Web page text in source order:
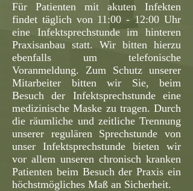
Für Patienten mit akuten Infekten
findet täglich von 11:00 - 12:00 Uhr
eine Infektsprechstunde im hinteren
Praxisanbau statt. Wir bitten hierzu
ebenfalls um telefonische
Voranmeldung. Zum Schutz unserer
Mitarbeiter bitten wir Sie, beim
Besuch der Infektsprechstunde eine
medizinische Maske zu tragen. Durch
die räumliche und zeitliche Trennung
unserer regulären Sprechstunde von
unser Infektsprechstunde bieten wir
vor allem unseren chronisch kranken
Patienten beim Besuch der Praxis ein
höchstmögliches Maß an Sicherheit.